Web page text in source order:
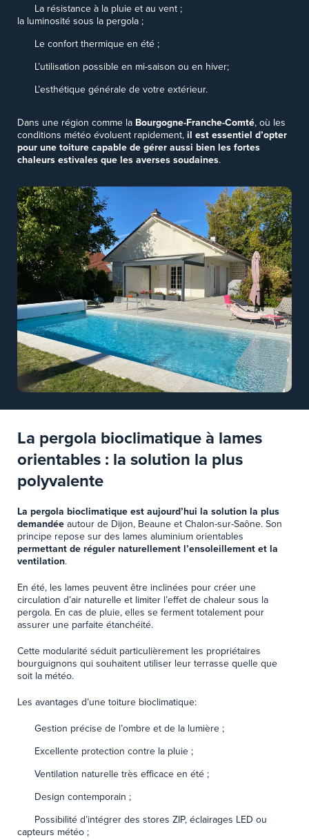
La résistance à la pluie et au vent ;
la luminosité sous la pergola ;
Le confort thermique en été ;
L’utilisation possible en mi-saison ou en hiver;
L’esthétique générale de votre extérieur.
Dans une région comme la Bourgogne-Franche-Comté, où les
conditions météo évoluent rapidement, il est essentiel d’opter
pour une toiture capable de gérer aussi bien les fortes
chaleurs estivales que les averses soudaines.
La pergola bioclimatique à lames
orientables : la solution la plus
polyvalente
La pergola bioclimatique est aujourd’hui la solution la plus
demandée autour de Dijon, Beaune et Chalon-sur-Saône. Son
principe repose sur des lames aluminium orientables
permettant de réguler naturellement l’ensoleillement et la
ventilation.
En été, les lames peuvent être inclinées pour créer une
circulation d’air naturelle et limiter l’effet de chaleur sous la
pergola. En cas de pluie, elles se ferment totalement pour
assurer une parfaite étanchéité.
Cette modularité séduit particulièrement les propriétaires
bourguignons qui souhaitent utiliser leur terrasse quelle que
soit la météo.
Les avantages d’une toiture bioclimatique:
Gestion précise de l’ombre et de la lumière ;
Excellente protection contre la pluie ;
Ventilation naturelle très efficace en été ;
Design contemporain ;
Possibilité d’intégrer des stores ZIP, éclairages LED ou
capteurs météo ;